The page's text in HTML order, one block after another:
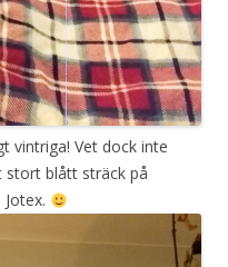
vintriga! Vet dock inte
blått sträck på